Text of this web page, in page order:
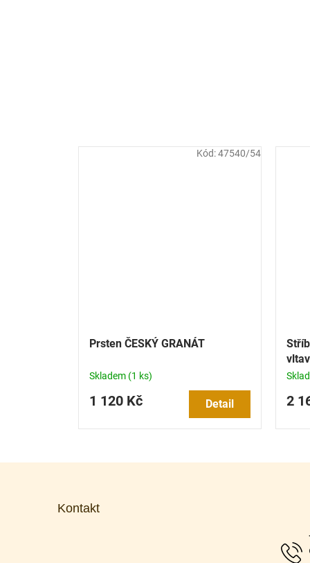
Prsten ČESKÝ GRANÁT
Skladem (1 ks)
1 120 Kč Detail
Kód:47540/54
2
Kontakt